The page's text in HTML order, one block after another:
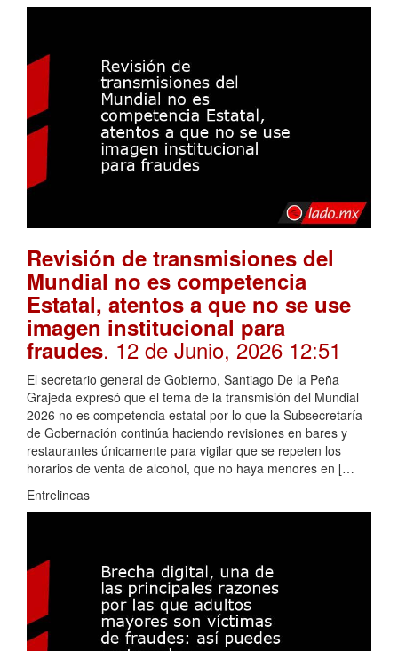
Revisión de transmisiones del
Mundial no es competencia
Estatal, atentos a que no se use
imagen institucional para
fraudes. 12 de Junio, 2026 12:51
El secretario general de Gobierno, Santiago De la Peña
Grajeda expresó que el tema de la transmisión del Mundial
2026 no es competencia estatal por lo que la Subsecretaría
de Gobernación continúa haciendo revisiones en bares y
restaurantes únicamente para vigilar que se repeten los
horarios de venta de alcohol, que no haya menores en […
Entrelineas